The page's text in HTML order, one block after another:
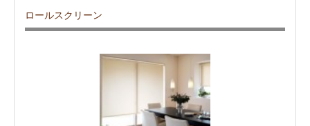
ロールスクリーン